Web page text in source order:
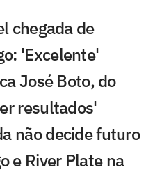
chegada de
'Excelente'
José Boto, do
resultados'
não decide futuro
e River Plate na